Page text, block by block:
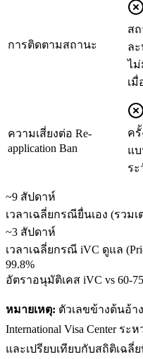
การติดตามสถานะ
ส
ล
ไ
เมื่
ความเสี่ยงต่อ Re-
application Ban
ครั้
แ
ระ
~9 สัปดาห์
เวลาเฉลี่ยกรณียื่นเอง (รวม
~3 สัปดาห์
เวลาเฉลี่ยกรณี iVC ดูแล
99.8%
อัตราอนุมัติเคส iVC vs 60-
หมายเหตุ: ตัวเลขข้างต้นอ้า
International Visa Center ระ
และเปรียบเทียบกับสถิติเฉลี่ย